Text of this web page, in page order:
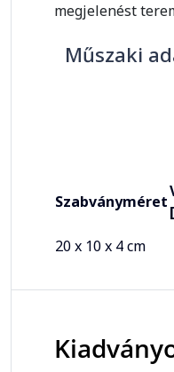
megjelenést
Műszaki
Szabványméret
20 x 10 x 4 cm